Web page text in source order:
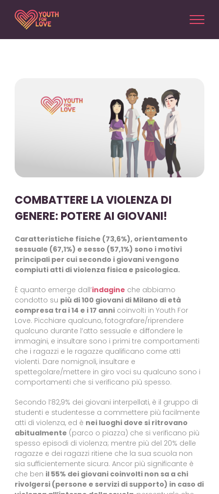
contenuto
COMBATTERE LA VIOLENZA DI
GENERE: POTERE AI GIOVANI!
Caratteristiche fisiche (73,6%), orientamento
sessuale (67,1%) e sesso (57,1%) sono i motivi
principali per cui secondo i giovani vengono
compiuti atti di violenza fisica e psicologica.
È quanto emerge dall’indagine che abbiamo
condotto su più di 100 giovani di Milano di età
compresa tra i 14 e i 17 anni coinvolti in Youth For
Love. Picchiare qualcuno, fotografare/riprendere
qualcuno durante l’atto sessuale e diffondere le
immagini, e insultare sono i primi tre comportamenti
che i ragazzi e le ragazze qualificano come atti
violenti. Dare nomignoli, insultare e
spettegolare/mettere in giro voci su qualcuno sono i
comportamenti che si verificano più spesso.
Secondo l’82,9% dei giovani interpellati, è il gruppo di
studenti e studentesse a commettere più facilmente
atti di violenza, ed è nei luoghi dove si ritrovano
abitualmente (parco o piazza) che si verificano più
spesso episodi di violenza; mentre più del 20% delle
ragazze e dei ragazzi ritiene che la sua scuola non
sia sufficientemente sicura. Ancor più significante è
che ben il 55% dei giovani coinvolti non sa a chi
rivolgersi (persone e servizi di supporto) in caso di